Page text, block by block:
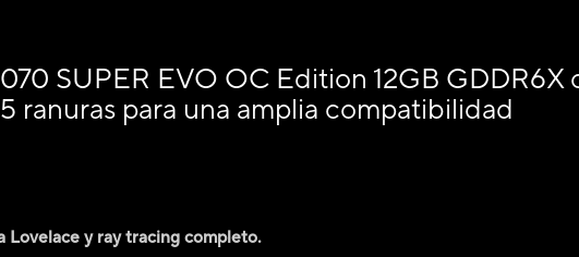
SUPER EVO OC Edition 12GB
ranuras para una amplia compatibilidad
y ray tracing completo.